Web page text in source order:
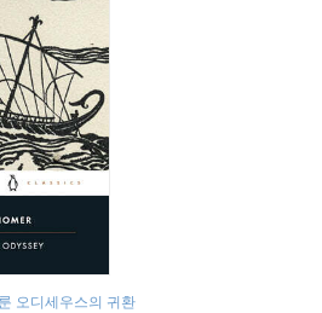
오디세우스의 귀환